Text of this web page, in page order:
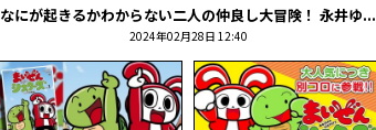
なにが起きるかわからない二人の仲良し大冒険！ 永井ゆ...
2024年02月28日 12:40